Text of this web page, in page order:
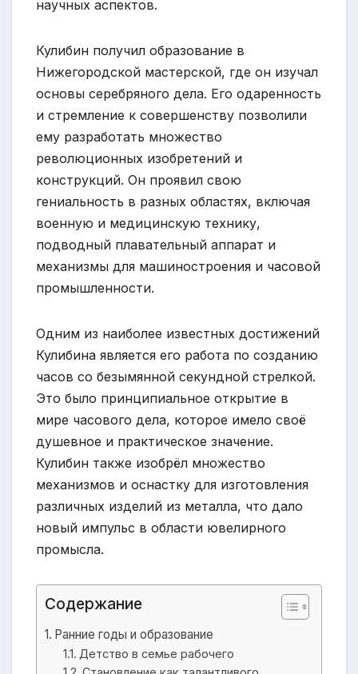
научных аспектов.
Кулибин получил образование в
Нижегородской мастерской, где он изучал
основы серебряного дела. Его одаренность
и стремление к совершенству позволили
ему разработать множество
революционных изобретений и
конструкций. Он проявил свою
гениальность в разных областях, включая
военную и медицинскую технику,
подводный плавательный аппарат и
механизмы для машиностроения и часовой
промышленности.
Одним из наиболее известных достижений
Кулибина является его работа по созданию
часов со безымянной секундной стрелкой.
Это было принципиальное открытие в
мире часового дела, которое имело своё
душевное и практическое значение.
Кулибин также изобрёл множество
механизмов и оснастку для изготовления
различных изделий из металла, что дало
новый импульс в области ювелирного
промысла.
Содержание
Ранние годы и образование
Детство в семье рабочего